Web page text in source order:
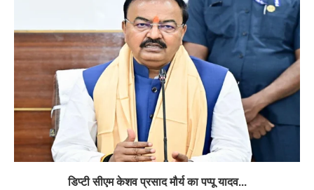
डिप्टी सीएम केशव प्रसाद मौर्य का पप्पू यादव...